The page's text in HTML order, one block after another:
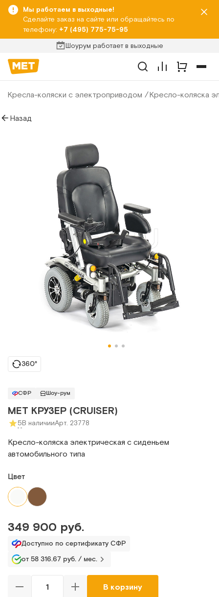
Мы работаем в выходные!
Сделайте заказ на сайте или обращайтесь по
телефону: +7 (495) 775-75-95
Шоурум работает в выходные
Кресла-коляски с электроприводом Кресло-коляска
Назад
360°
СФР Шоу-рум
MET КРУЗЕР (CRUISER)
5В наличииАрт. 23778
Кресло-коляска электрическая с сиденьем
автомобильного типа
Цвет
349 900 руб.
Доступно по сертификату СФР
от 58 316.67 руб. / мес.
В корзину